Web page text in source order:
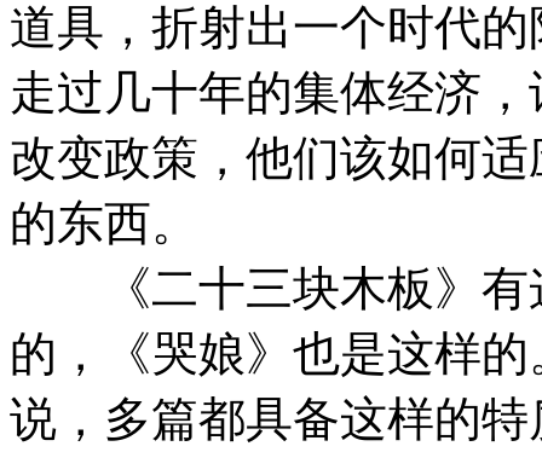
道具，折射出一个时代
走过几十年的集体经济
改变政策，他们该如何
的东西。
《二十三块木板》有
的，《哭娘》也是这样
说，多篇都具备这样的